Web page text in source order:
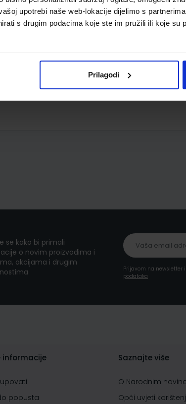
upotrebi naše web-lokacije dijelimo s
s drugim podacima koje ste im pružili ili koje su
Prilagodi
g; gumene tipke; napajanje solarno/ baterija LR 44
se kako bi primali
o novim proizvodima i
akcijama i drugim
Prijavom na newsletter
podataka
informacije
popusta
Saznajte više
O Narodnim
Opći uvjeti